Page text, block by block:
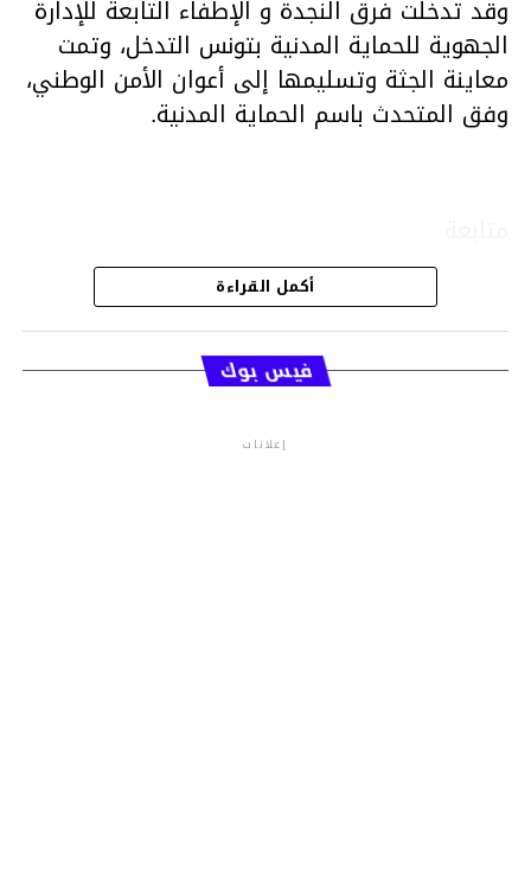
وقد تدخلت فرق النجدة و الإطفاء التابعة للإدارة
الجهوية للحماية المدنية بتونس التدخل، وتمت
معاينة الجثة وتسليمها إلى أعوان الأمن الوطني،
وفق المتحدث باسم الحماية المدنية.
قسم الاخبار
أكمل القراءة
فيس بوك
إعلانات